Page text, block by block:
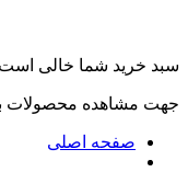
سبد خرید شما خالی
جهت مشاهده محصولات
صفحه اصلی